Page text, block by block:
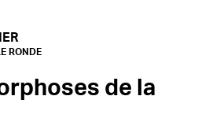
RONDE
de la